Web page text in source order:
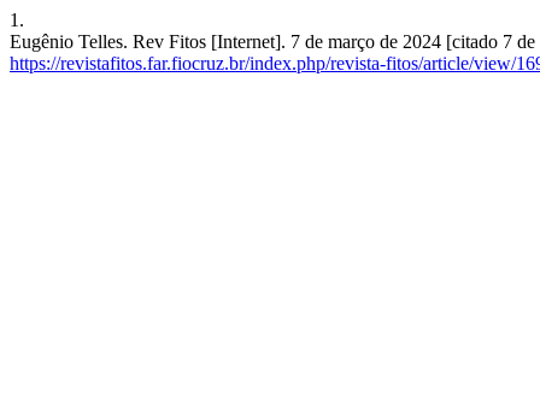
1.
Eugênio Telles. Rev Fitos [Internet]. 7 de março de 2024 [citado 7
https://revistafitos.far.fiocruz.br/index.php/revista-fitos/article/view/